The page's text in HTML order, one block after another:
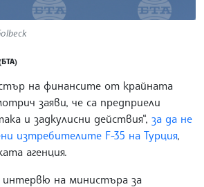
на финансите от крайната
заяви, че са предприели
и задкулисни действия“, за да не
изтребителите F-35 на Турция,
агенция.
на министъра за